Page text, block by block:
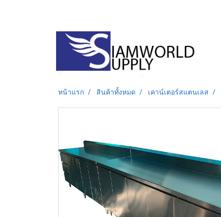
หน้าแรก สินค้าทั้งหมด เคาน์เตอร์สแตนเลส